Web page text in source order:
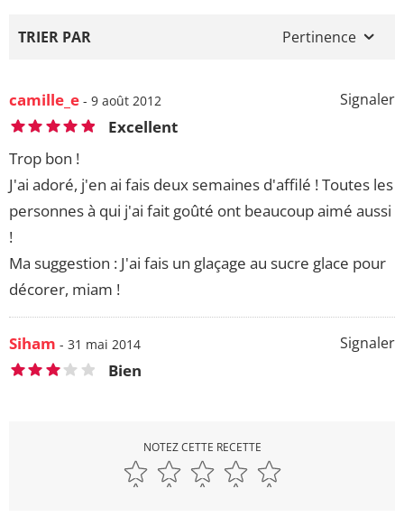
TRIER PAR Pertinence
Signaler
camille_e - 9 août 2012
Excellent
Trop bon !
J'ai adoré, j'en ai fais deux semaines d'affilé ! Toutes les
personnes à qui j'ai fait goûté ont beaucoup aimé aussi
!
Ma suggestion : J'ai fais un glaçage au sucre glace pour
décorer, miam !
Signaler
Siham - 31 mai 2014
Bien
NOTEZ CETTE RECETTE